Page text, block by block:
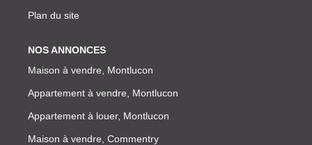
Plan du site
NOS ANNONCES
Maison à vendre, Montlucon
Appartement à vendre, Montlucon
Appartement à louer, Montlucon
Maison à vendre, Commentry